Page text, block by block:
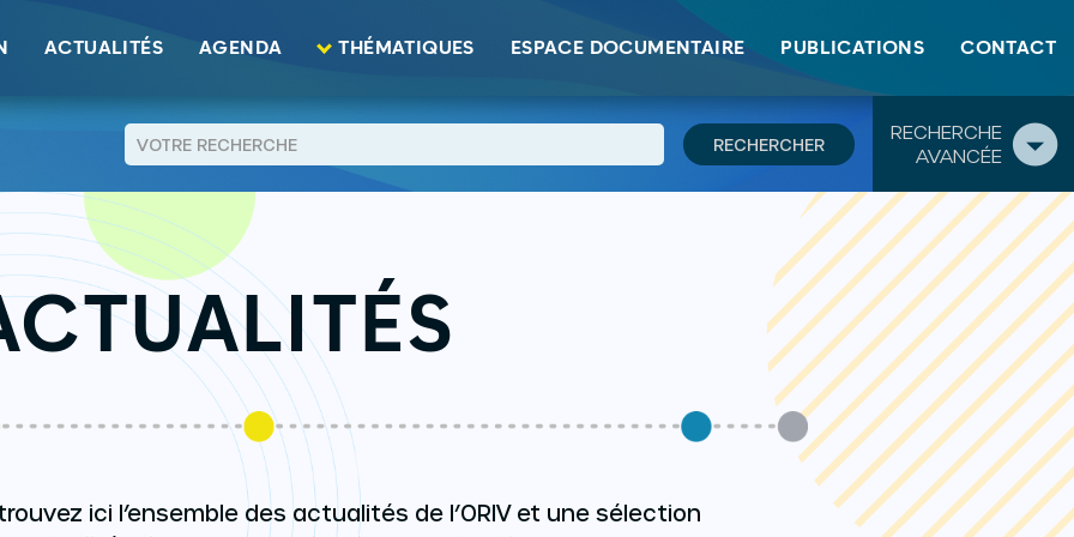
ACTUALITÉS AGENDA THÉMATIQUES ESPACE DOCUMENTAIRE PUBLICATIONS CONTACT
RECHERCHE
AVANCÉE
ici l’ensemble des actualités de l’ORIV et une sélection